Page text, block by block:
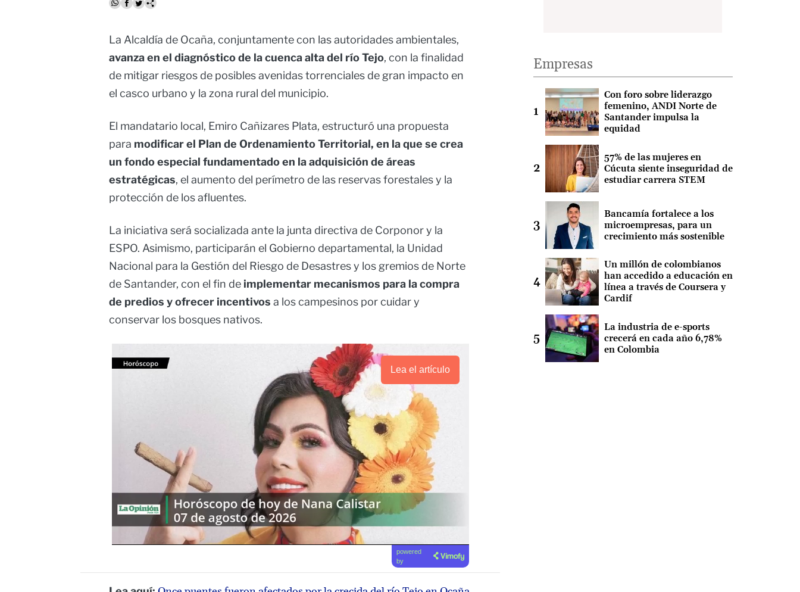
La Alcaldía de Ocaña, conjuntamente con las autoridades ambientales,
avanza en el diagnóstico de la cuenca alta del río Tejo, con la finalidad
de mitigar riesgos de posibles avenidas torrenciales de gran impacto en
el casco urbano y la zona rural del municipio.
El mandatario local, Emiro Cañizares Plata, estructuró una propuesta
para modificar el Plan de Ordenamiento Territorial, en la que se crea
un fondo especial fundamentado en la adquisición de áreas
estratégicas, el aumento del perímetro de las reservas forestales y la
protección de los afluentes.
La iniciativa será socializada ante la junta directiva de Corponor y la
ESPO. Asimismo, participarán el Gobierno departamental, la Unidad
Nacional para la Gestión del Riesgo de Desastres y los gremios de Norte
de Santander, con el fin de implementar mecanismos para la compra
de predios y ofrecer incentivos a los campesinos por cuidar y
conservar los bosques nativos.
Lea el artículo
powered
by
Empresas
Con foro sobre liderazgo
femenino, ANDI Norte de
Santander impulsa la
equidad
57% de las mujeres en
Cúcuta siente inseguridad de
estudiar carrera STEM
Bancamía fortalece a los
microempresas, para un
crecimiento más sostenible
Un millón de colombianos
han accedido a educación en
línea a través de Coursera y
Cardif
La industria de e-sports
crecerá en cada año 6,78%
en Colombia